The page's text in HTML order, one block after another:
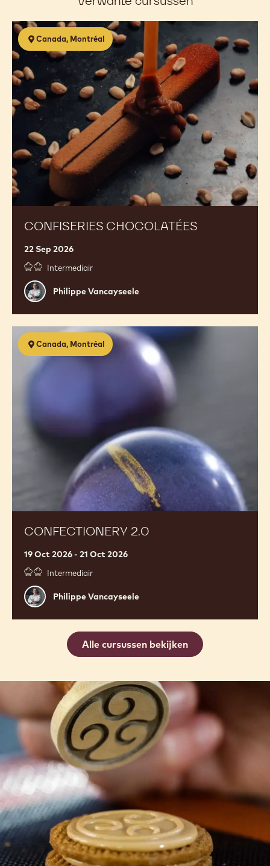
Canada, Montréal
CONFISERIES CHOCOLATÉES
22 Sep 2026
Intermediair
Philippe
Vancayseele
Philippe Vancayseele
Confiseries
chocolatées
Canada, Montréal
CONFECTIONERY 2.0
19 Oct 2026 - 21 Oct 2026
Intermediair
Philippe
Vancayseele
Philippe Vancayseele
Confectionery
2.0
Alle cursussen bekijken